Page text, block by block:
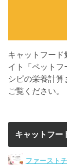
キャットフード
イト「ペットフ
シピの栄養計
ご覧ください。
キャットフー
ファースト